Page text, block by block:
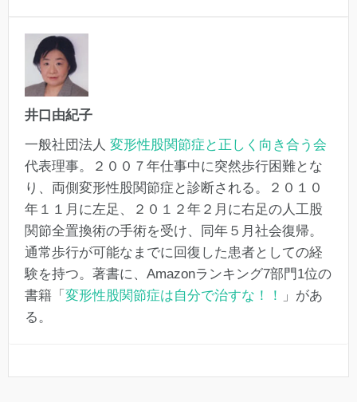
井口由紀子
一般社団法人 変形性股関節症と正しく向き合う会
代表理事。２００７年仕事中に突然歩行困難とな
り、両側変形性股関節症と診断される。２０１０
年１１月に左足、２０１２年２月に右足の人工股
関節全置換術の手術を受け、同年５月社会復帰。
通常歩行が可能なまでに回復した患者としての経
験を持つ。著書に、Amazonランキング7部門1位の
書籍「 変形性股関節症は自分で治すな！！
」があ
る。